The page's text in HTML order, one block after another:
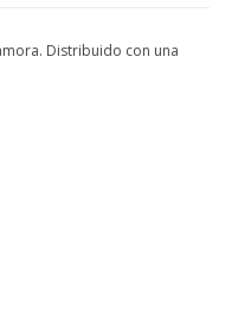
Distribuido con una